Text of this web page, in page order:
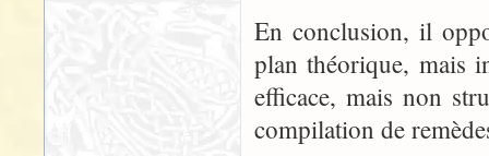
En conclusion, il
plan théorique, mais
efficace, mais non
compilation de